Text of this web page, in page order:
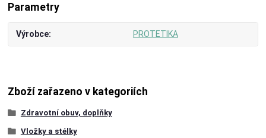
Parametry
Výrobce PROTETIKA
Zboží zařazeno v kategoriích
Zdravotní obuv, doplňky
Vložky a stélky